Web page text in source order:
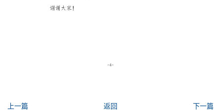
上一篇 返回 下一篇